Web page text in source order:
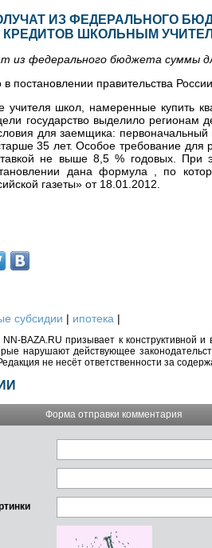
ИЗ ФЕДЕРАЛЬНОГО
КРЕДИТОВ ШКОЛЬНЫМ
из федерального бюджета суммы
постановлении правительства
школ, намеренные купить
государство выделило регионам
для заемщика:
35 лет. Особое требование для
не выше 8,5 % годовых. При
дана формула , по
газеты» от 18.01.2012.
субсидии | ипотека |
BAZA.RU призывает к конструктивной
нарушают действующее
не несёт ответственности за
Форма отправки комментария